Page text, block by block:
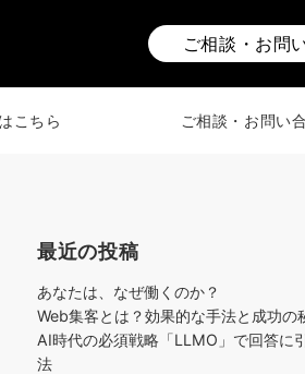
ご相談・お問
こちら ご相談・お問い
最近の投稿
あなたは、なぜ働くのか？
Web集客とは？効果的な手法と成功の
AI時代の必須戦略「LLMO」で回答に
法